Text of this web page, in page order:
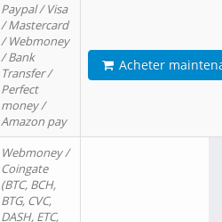
Paypal / Visa
/ Mastercard
/ Webmoney
/ Bank
Transfer /
Perfect
money /
Amazon pay
Acheter
Webmoney /
Coingate
(BTC, BCH,
BTG, CVC,
DASH, ETC,